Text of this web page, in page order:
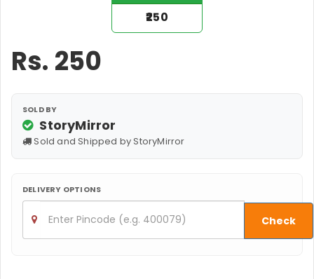
₹250
Rs. 250
SOLD BY
StoryMirror
Sold and Shipped by StoryMirror
DELIVERY OPTIONS
Check